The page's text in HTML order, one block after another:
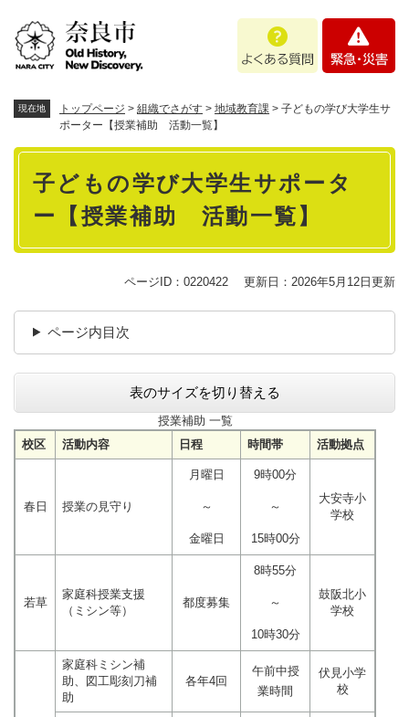
あ
問
・
現在地 トップページ > 組織でさがす > 地域教育課 > 子どもの学び大学生サ
ポーター【授業補助 活動一覧】
本
子どもの学び大学生サポータ
ー【授業補助 活動一覧】
ページID：0220422 更新日：2026年5月12日更新
ページ内目次
表のサイズを切り替える
授業補助 一覧
校区
活動内容 日程 時間帯 活動拠点
春日 授業の見守り
月曜日
～
金曜日
9時00分
～
15時00分
大安寺小
学校
若草
家庭科授業支援
（ミシン等）
都度募集
8時55分
～
10時30分
鼓阪北小
学校
家庭科ミシン補
助、図工彫刻刀補
助
各年4回
午前中授
業時間
伏見小学
校